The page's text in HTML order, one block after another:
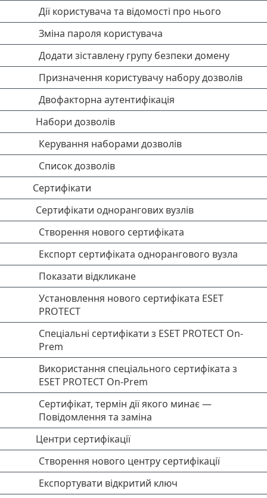
Дії користувача та відомості про нього
Зміна пароля користувача
Додати зіставлену групу безпеки домену
Призначення користувачу набору дозволів
Двофакторна аутентифікація
Набори дозволів
Керування наборами дозволів
Список дозволів
Сертифікати
Сертифікати однорангових вузлів
Створення нового сертифіката
Експорт сертифіката однорангового вузла
Показати відкликане
Установлення нового сертифіката ESET
PROTECT
Спеціальні сертифікати з ESET PROTECT On-
Prem
Використання спеціального сертифіката з
ESET PROTECT On-Prem
Сертифікат, термін дії якого минає —
Повідомлення та заміна
Центри сертифікації
Створення нового центру сертифікації
Експортувати відкритий ключ